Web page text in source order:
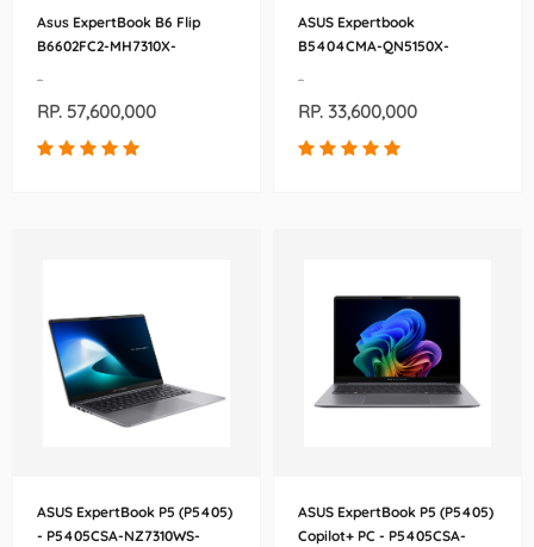
Asus ExpertBook B6 Flip
B6602FC2-MH7310X-
-
RP. 57,600,000
ASUS Expertbook
B5404CMA-QN5150X-
-
RP. 33,600,000
ASUS ExpertBook P5 (P5405)
- P5405CSA-NZ7310WS-
ASUS ExpertBook P5 (P5405)
Copilot+ PC - P5405CSA-